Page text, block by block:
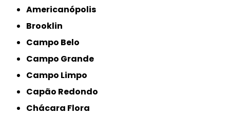
Americanópolis
Brooklin
Campo Belo
Campo Grande
Campo Limpo
Capão Redondo
Chácara Flora